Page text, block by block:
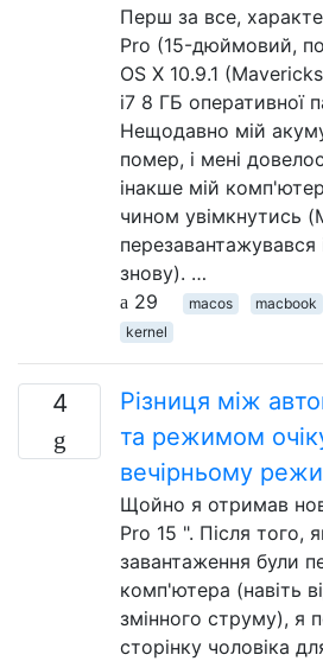
Перш за все,
Pro (15-дюймовий,
OS X 10.9.1
i7 8 ГБ оперативної
Нещодавно мій
помер, і мені
інакше мій
чином увімкнутись
перезавантажувався
знову). …
29
macos macbook
kernel
4
Різниця між
та режимом
вечірньому
Щойно я отримав
Pro 15 ". Після того,
завантаження були
комп'ютера (навіть
змінного струму), я
сторінку чоловіка